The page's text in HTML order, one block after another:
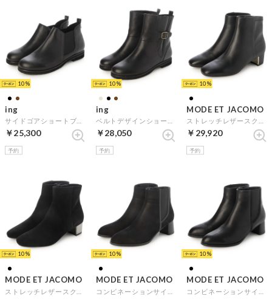
10
ing
￥25,300
予約
10
ing
￥28,050
予約
10
MODE ET JACOMO
￥29,920
予約
10
MODE ET JACOMO
10
MODE ET JACOMO
10
MODE ET JACOMO